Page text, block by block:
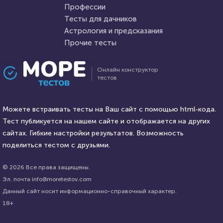
Прочие тесты
Awdienko HTML - код
5 октября 2021 27192
19 января 2022
Проходили 6627 раз
Тест: Страны Азии и их
Онлайн конструктор
тестов
Можете встраивать тесты на Ваш сайт с помощью html-кода.
Тест публикуется на нашем сайте и отображается на других
сайтах. Гибкие настройки результатов. Возможность
поделиться тестом с друзьями.
© 2026 Все права защищены.
Эл. почта info@moretestov.com
Данный сайт носит информационно-справочный характер.
18+
Профессии
Тесты для дачников
Астрология и предсказания
Прочие тесты